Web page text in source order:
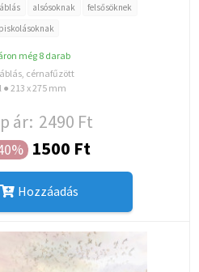
alsósoknak
felsősöknek
még 8 darab
cérnafűzött
● 213 x 275 mm
ár: 2490 Ft
1500 Ft
Hozzáadás